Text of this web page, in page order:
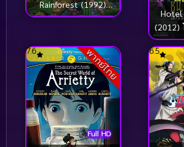
Rainforest (1992)
เฟิร์นกัลลี่ ป่ามหัศจรรย์
Hotel
(2012)
พากย์ไทย
Full HD
7.6 6.5